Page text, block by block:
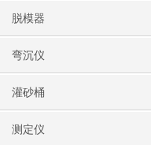
脱模器
弯沉仪
灌砂桶
测定仪